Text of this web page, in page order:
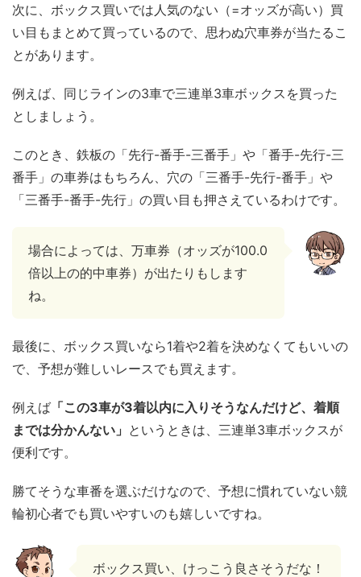
次に、ボックス買いでは人気のない（=オッズが高い）買
い目もまとめて買っているので、思わぬ穴車券が当たるこ
とがあります。
例えば、同じラインの3車で三連単3車ボックスを買った
としましょう。
このとき、鉄板の「先行-番手-三番手」や「番手-先行-三
番手」の車券はもちろん、穴の「三番手-先行-番手」や
「三番手-番手-先行」の買い目も押さえているわけです。
場合によっては、万車券（オッズが100.0
倍以上の的中車券）が出たりもします
ね。
最後に、ボックス買いなら1着や2着を決めなくてもいいの
で、予想が難しいレースでも買えます。
例えば 「この3車が3着以内に入りそうなんだけど、着順
までは分かんない」 というときは、三連単3車ボックスが
便利です。
勝てそうな車番を選ぶだけなので、予想に慣れていない競
輪初心者でも買いやすいのも嬉しいですね。
ボックス買い、けっこう良さそうだな！